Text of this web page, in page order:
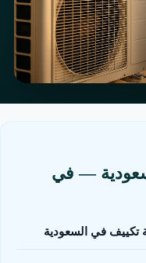
— في
تكييف في السعودية